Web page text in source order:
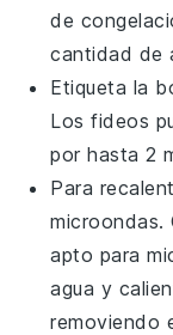
de
cantidad de
Etiqueta la
Losfideos
por hasta 2
Para
microondas.
apto para
agua y
removiendo